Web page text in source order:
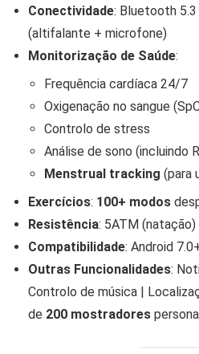
Conectividade: Bluetooth 5.3
(altifalante + microfone)
Monitorização de Saúde:
Frequência cardíaca 24/7
Oxigenação no sangue
Controlo de stress
Análise de sono (incluindo
Menstrual tracking (para
Exercícios: 100+ modos
Resistência: 5ATM
Compatibilidade: Android
Outras Funcionalidades:
Controlo de música |
de 200 mostradores